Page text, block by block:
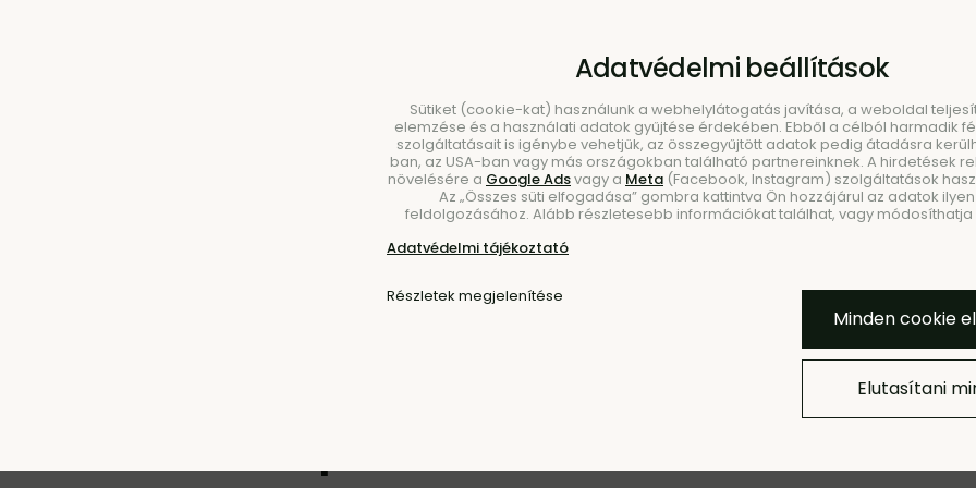
ÉTKEZÉS
Adatvédelmi beállítások
Sütiket (cookie-kat) használunk a webhelylátogatás javítása, a weboldal
elemzése és a használati adatok gyűjtése érdekében. Ebből a célból harmadik
szolgáltatásait is igénybe vehetjük, az összegyűjtött adatok pedig átadásra
ban, az USA-ban vagy más országokban található partnereinknek. A hirdetések
növelésére a Google Adsvagy a Meta (Facebook, Instagram) szolgáltatások
Az „Összes süti elfogadása” gombra kattintva Ön hozzájárul az adatok
feldolgozásához. Alább részletesebb információkat találhat, vagy
Adatvédelmi tájékoztató
Részletek megjelenítése
Minden cookie
Elutasítani